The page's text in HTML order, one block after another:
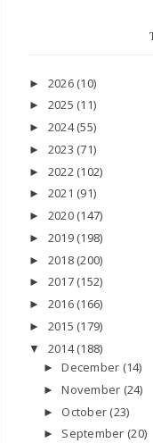
► 2026 (10)
► 2025 (11)
► 2024(55)
► 2023 (71)
► 2022 (102)
► 2021 (91)
► 2020 (147)
► 2019 (198)
► 2018 (200)
► 2017 (152)
► 2016 (166)
► 2015 (179)
▼ 2014(188)
►December (14)
►November (24)
► October (23)
► September (20)